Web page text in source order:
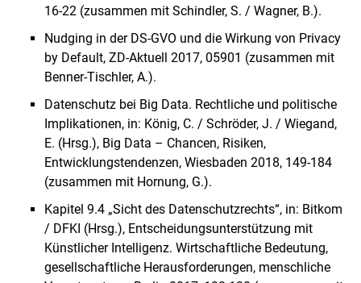
16-22 (zusammen mit Schindler, S. / Wagner, B.).
Nudging in der DS-GVO und die Wirkung von Privacy
by Default, ZD-Aktuell 2017, 05901 (zusammen mit
Benner-Tischler, A.).
Datenschutz bei Big Data. Rechtliche und politische
Implikationen, in: König, C. / Schröder, J. / Wiegand,
E. (Hrsg.), Big Data – Chancen, Risiken,
Entwicklungstendenzen, Wiesbaden 2018, 149-184
(zusammen mit Hornung, G.).
Kapitel 9.4 „Sicht des Datenschutzrechts“, in: Bitkom
/ DFKI (Hrsg.), Entscheidungsunterstützung mit
Künstlicher Intelligenz. Wirtschaftliche Bedeutung,
gesellschaftliche Herausforderungen, menschliche